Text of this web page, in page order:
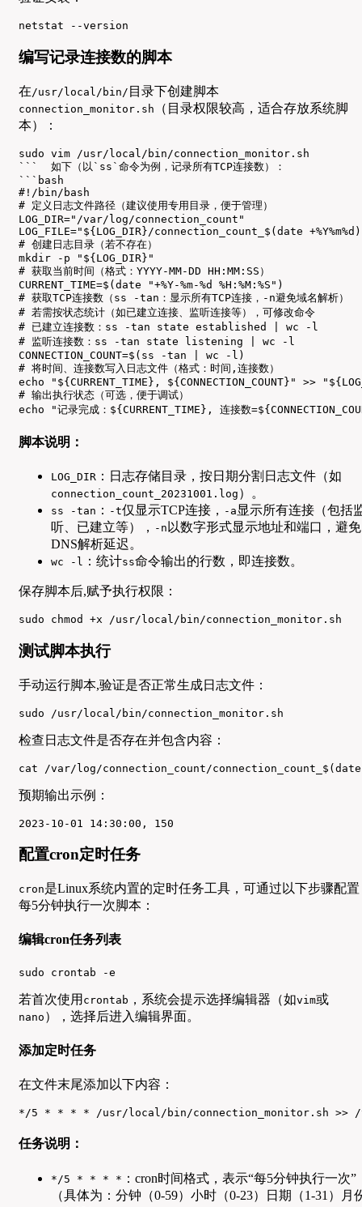
netstat --version
编写记录连接数的脚本
在 /usr/local/bin/ 目录下创建脚本
connection_monitor.sh
（目录权限较高，适合存放系统脚
本）：
sudo vim /usr/local/bin/connection_monitor.sh
```  如下（以`ss`命令为例，记录所有TCP连接数）：
```bash
#!/bin/bash
# 定义日志文件路径（建议使用专用目录，便于管理）
LOG_DIR="/var/log/connection_count"
LOG_FILE="${LOG_DIR}/connection_count_$(date
# 创建日志目录（若不存在）
mkdir -p "${LOG_DIR}"
# 获取当前时间（格式：YYYY-MM-DD HH:MM:SS）
CURRENT_TIME=$(date "+%Y-%m-%d %H:%M:%S")
# 获取TCP连接数（ss -tan：显示所有TCP连接，-n避免域名解析）
# 若需按状态统计（如已建立连接、监听连接等），可修改命令
# 已建立连接数：ss -tan state established | wc -l
# 监听连接数：ss -tan state listening | wc -l
CONNECTION_COUNT=$(ss -tan | wc -l)
# 将时间、连接数写入日志文件（格式：时间,连接数）
echo "${CURRENT_TIME}, ${CONNECTION_COUNT}" >>
# 输出执行状态（可选，便于调试）
echo "记录完成：${CURRENT_TIME}, 连接数
脚本说明：
LOG_DIR ：日志存储目录，按日期分割日志文件（如
connection_count_20231001.log ）。
ss -tan ： -t仅显示TCP连接， -a 显示所有连接（包括
听、已建立等）， -n 以数字形式显示地址和端口，避免
DNS解析延迟。
wc -l ：统计ss命令输出的行数，即连接数。
保存脚本后,赋予执行权限：
sudo chmod +x /usr/local/bin/connection_monitor.sh
测试脚本执行
手动运行脚本,验证是否正常生成日志文件：
sudo /usr/local/bin/connection_monitor.sh
检查日志文件是否存在并包含内容：
cat /var/log/connection_count/connection_count_$(date
预期输出示例：
2023-10-01 14:30:00, 150
配置cron定时任务
cron是Linux系统内置的定时任务工具，可通过以下步骤配置
每5分钟执行一次脚本：
编辑cron任务列表
sudo crontab -e
若首次使用 crontab ，系统会提示选择编辑器（如vim或
nano ），选择后进入编辑界面。
添加定时任务
在文件末尾添加以下内容：
*/5 * * * * /usr/local/bin/connection_monitor.sh >> /
任务说明：
*/5 * * * * ：cron时间格式，表示“每5分钟执行一次”
（具体为：分钟（0-59）小时（0-23）日期（1-31）月